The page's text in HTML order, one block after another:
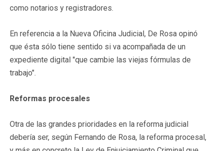
como notarios y registradores.
En referencia a la Nueva Oficina Judicial, De Rosa opinó
que ésta sólo tiene sentido si va acompañada de un
expediente digital "que cambie las viejas fórmulas de
trabajo".
Reformas procesales
Otra de las grandes prioridades en la reforma judicial
debería ser, según Fernando de Rosa, la reforma procesal,